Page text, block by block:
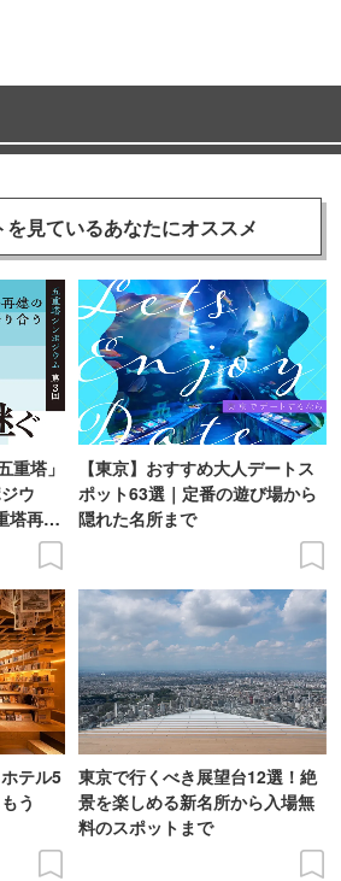
を見ているあなたにオススメ
重塔」
ウ
塔再建
【東京】おすすめ大人デートス
ポット63選｜定番の遊び場から
隠れた名所まで
テル5
う
東京で行くべき展望台12選！絶
景を楽しめる新名所から入場無
料のスポットまで